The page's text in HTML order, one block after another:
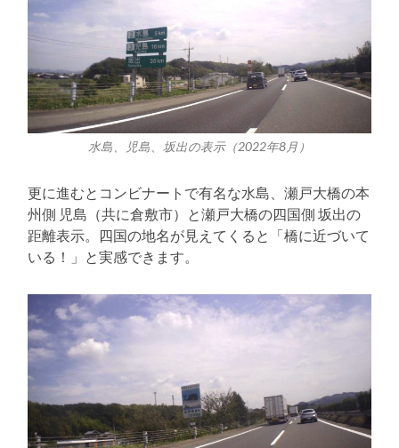
水島、児島、坂出の表示（2022年8月）
更に進むとコンビナートで有名な水島、瀬戸大橋の本
州側 児島（共に倉敷市）と瀬戸大橋の四国側 坂出の
距離表示。四国の地名が見えてくると「橋に近づいて
いる！」と実感できます。